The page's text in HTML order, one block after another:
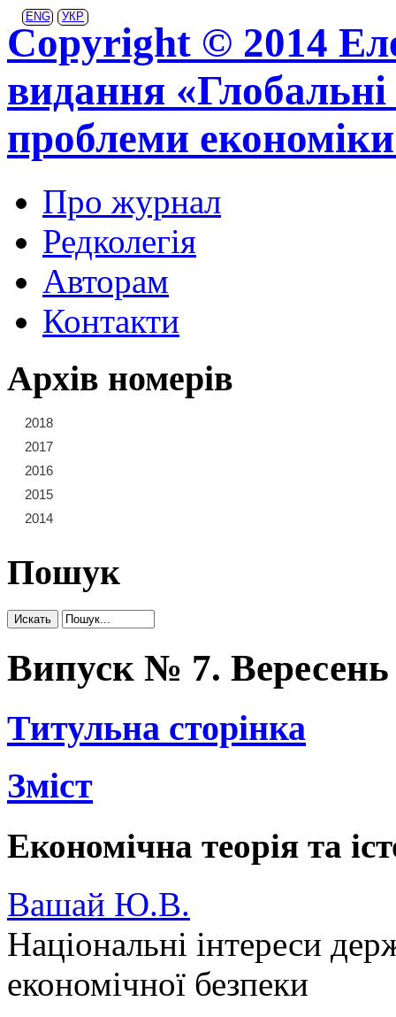
ENG УКР
Copyright © 2014
видання «Глобальні
проблеми
Про журнал
Редколегія
Авторам
Контакти
Архів номерів
2018
2017
2016
2015
2014
Пошук
Випуск № 7. Вересень
Титульна сторінка
Зміст
Економічна теорія та
Вашай Ю.В.
Національні інтереси
економічної безпеки